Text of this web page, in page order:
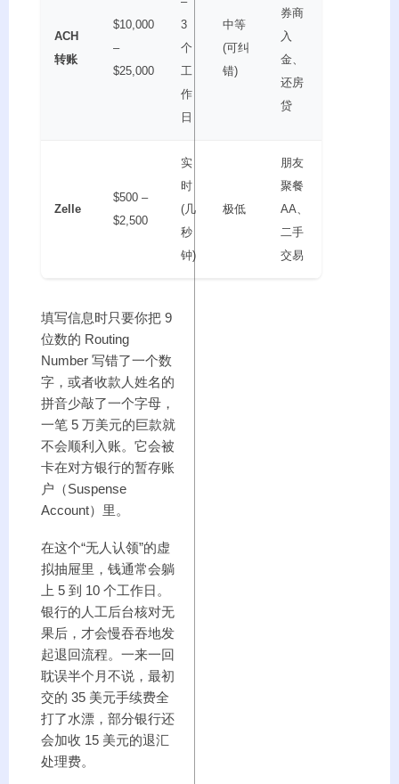
ACH
转账
$10,000
–
$25,000
3
个
工
作
日
中等
(可纠
错)
券商
入
金、
还房
贷
Zelle
$500 –
$2,500
实
时
(几
秒
钟)
极低
朋友
聚餐
AA、
二手
交易
填写信息时只要你把 9
位数的 Routing
Number 写错了一个数
字，或者收款人姓名的
拼音少敲了一个字母，
一笔 5 万美元的巨款就
不会顺利入账。它会被
卡在对方银行的暂存账
户（Suspense
Account）里。
在这个“无人认领”的虚
拟抽屉里，钱通常会躺
上 5 到 10 个工作日。
银行的人工后台核对无
果后，才会慢吞吞地发
起退回流程。一来一回
耽误半个月不说，最初
交的 35 美元手续费全
打了水漂，部分银行还
会加收 15 美元的退汇
处理费。